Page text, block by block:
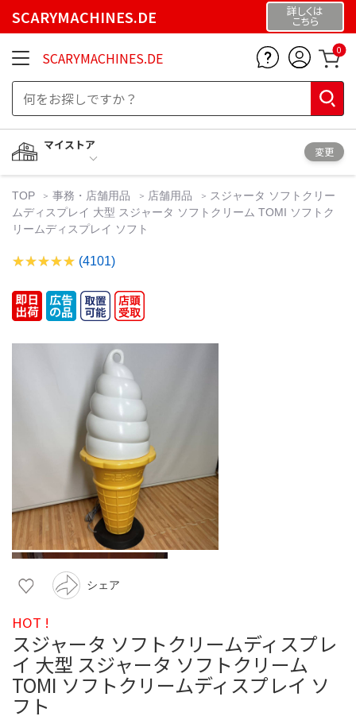
SCARYMACHINES.DE 詳しくは
こちら
SCARYMACHINES.DE 0
マイストア
変更
TOP 事務・店舗用品 店舗用品
スジャータ ソフトクリー
ムディスプレイ 大型 スジャータ ソフトクリーム TOMI ソフトク
リームディスプレイ ソフト
(4101)
シェア
HOT !
スジャータ ソフトクリームディスプレ
イ 大型 スジャータ ソフトクリーム
TOMI ソフトクリームディスプレイ ソ
フト